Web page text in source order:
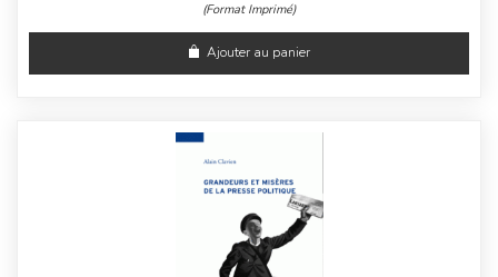
(Format Imprimé)
Ajouter au panier